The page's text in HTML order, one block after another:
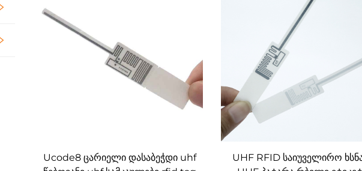
Ucode8 ცარიელი დასაბეჭდი uhf
UHF RFID საიუველირო